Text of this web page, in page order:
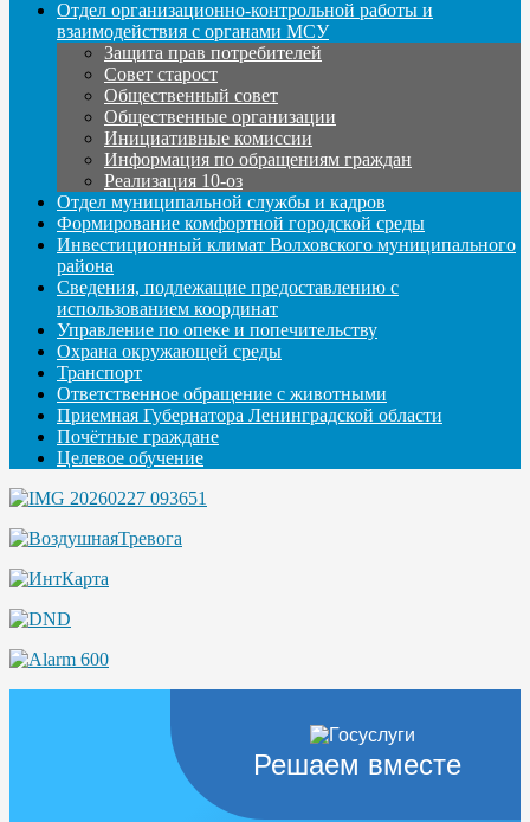
Отдел организационно-контрольной работы и
взаимодействия с органами МСУ
Защита прав потребителей
Совет старост
Общественный совет
Общественные организации
Инициативные комиссии
Информация по обращениям граждан
Реализация 10-оз
Отдел муниципальной службы и кадров
Формирование комфортной городской среды
Инвестиционный климат Волховского муниципального
района
Сведения, подлежащие предоставлению с
использованием координат
Управление по опеке и попечительству
Охрана окружающей среды
Транспорт
Ответственное обращение с животными
Приемная Губернатора Ленинградской области
Почётные граждане
Целевое обучение
Решаем вместе